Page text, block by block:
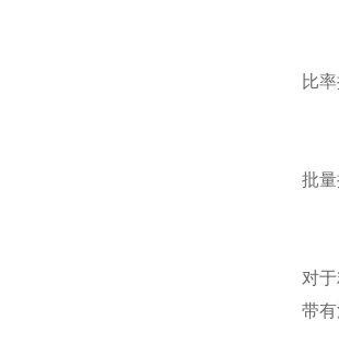
比
批
对
带